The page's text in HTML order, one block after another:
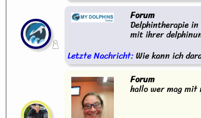
Forum
Delphintherapie
mit ihrer
Letzte Nachricht:Wie kann ich
Forum
hallo wer mag